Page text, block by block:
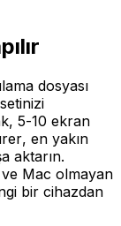
dosyası
5-10 ekran
en yakın
aktarın.
Mac olmayan
bir cihazdan